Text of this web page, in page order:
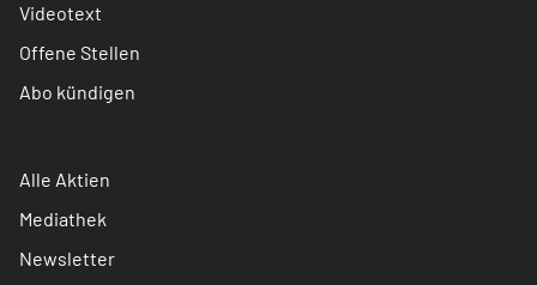
Videotext
Offene Stellen
Abo kündigen
Alle Aktien
Mediathek
Newsletter